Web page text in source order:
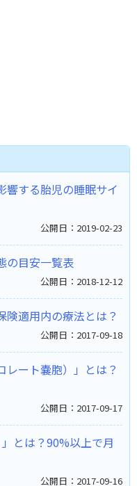
響する胎児の睡眠サイ
公開日：2019-02-23
の目安一覧表
公開日：2018-12-12
険適用内の療法とは？
公開日：2017-09-18
レート嚢胞）」とは？
公開日：2017-09-17
」とは？90%以上で月
公開日：2017-09-16